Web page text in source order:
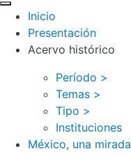
Inicio
Presentación
Acervo histórico
Período >
Temas >
Tipo >
Instituciones
México, una mirada